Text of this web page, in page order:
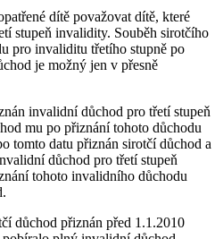
dítě považovat dítě, které
stupeň invalidity. Souběh sirotčího
pro invaliditu třetího stupně po
je možný jen v přesně
invalidní důchod pro třetí stupeň
mu po přiznání tohoto důchodu
tomto datu přiznán sirotčí důchod a
důchod pro třetí stupeň
tohoto invalidního důchodu
důchod přiznán před 1.1.2010